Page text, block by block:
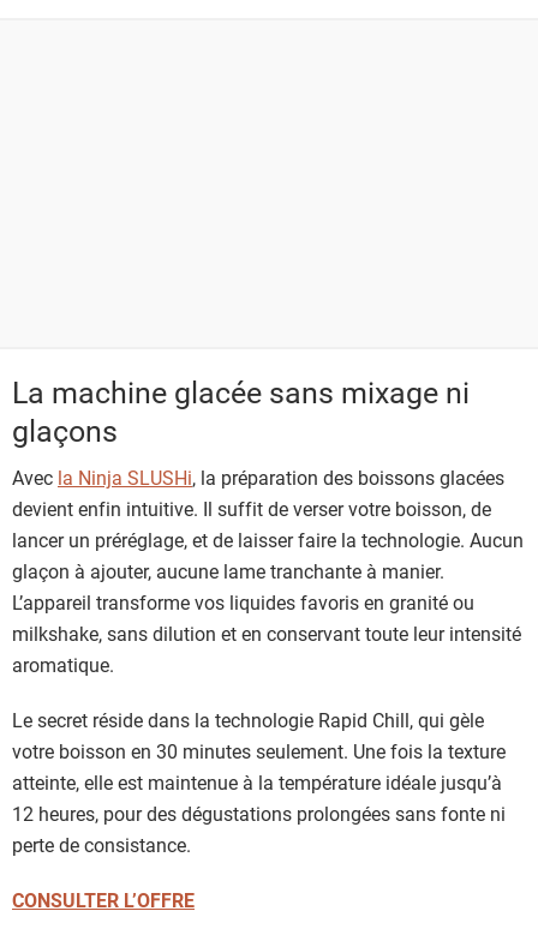
La machine glacée sans mixage ni
glaçons
Avec la Ninja SLUSHi, la préparation des boissons glacées
devient enfin intuitive. Il suffit de verser votre boisson, de
lancer un préréglage, et de laisser faire la technologie. Aucun
glaçon à ajouter, aucune lame tranchante à manier.
L’appareil transforme vos liquides favoris en granité ou
milkshake, sans dilution et en conservant toute leur intensité
aromatique.
Le secret réside dans la technologie Rapid Chill, qui gèle
votre boisson en 30 minutes seulement. Une fois la texture
atteinte, elle est maintenue à la température idéale jusqu’à
12 heures, pour des dégustations prolongées sans fonte ni
perte de consistance.
CONSULTER L’OFFRE